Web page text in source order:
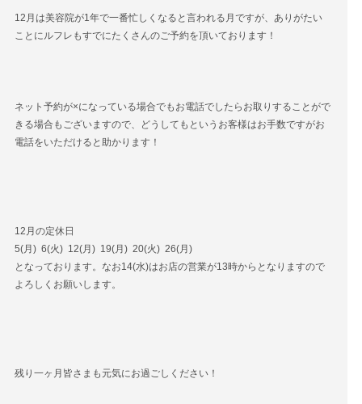
Voice お客様の声
Contact
12月は美容院が1年で一番忙しくなると言われる月ですが、ありがたい
ことにルフレもすでにたくさんのご予約を頂いております！
ネット予約が×になっている場合でもお電話でしたらお取りすることがで
きる場合もございますので、どうしてもというお客様はお手数ですがお
電話をいただけると助かります！
12月の定休日
5(月) 6(火) 12(月) 19(月) 20(火) 26(月)
となっております。なお14(水)はお店の営業が13時からとなりますので
よろしくお願いします。
残り一ヶ月皆さまも元気にお過ごしください！